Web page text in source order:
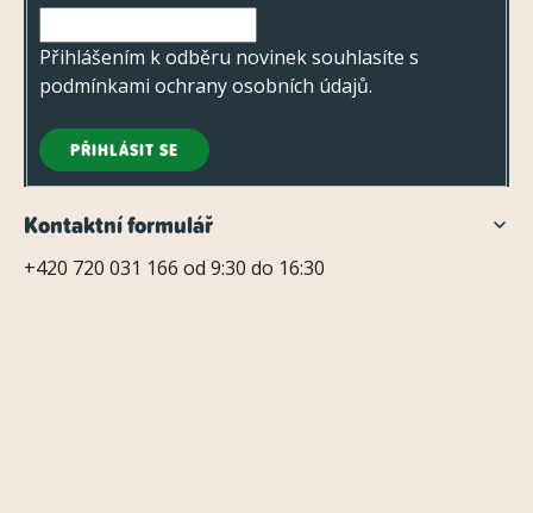
Přihlášením k odběru novinek souhlasíte s
podmínkami ochrany osobních údajů.
PŘIHLÁSIT SE
Kontaktní formulář
+420 720 031 166 od 9:30 do 16:30